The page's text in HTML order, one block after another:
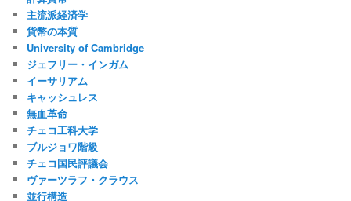
主流派経済学
貨幣の本質
University of Cambridge
ジェフリー・インガム
イーサリアム
キャッシュレス
無血革命
チェコ工科大学
ブルジョワ階級
チェコ国民評議会
ヴァーツラフ・クラウス
並行構造